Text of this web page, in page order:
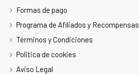
Formas de pago
Programa de Afiliados y Recompensas
Términos y Condiciones
Politica de cookies
Aviso Legal